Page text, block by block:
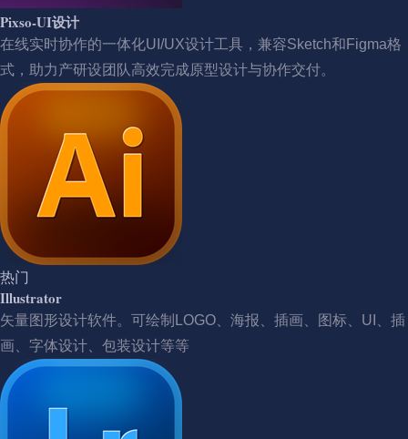
Pixso-UI设计
在线实时协作的一体化UI/UX设计工具，兼容Sketch和Figma格
式，助力产研设团队高效完成原型设计与协作交付。
热门
Illustrator
矢量图形设计软件。可绘制LOGO、海报、插画、图标、UI、插
画、字体设计、包装设计等等